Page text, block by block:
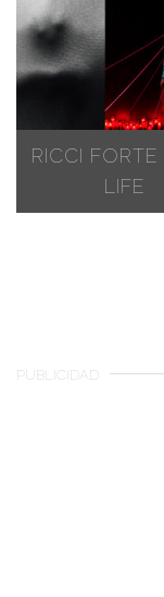
RICCI FORTE
LIFE
PUBLICIDAD